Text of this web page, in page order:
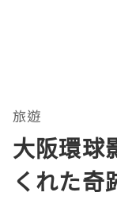
旅遊
大阪環球
くれた奇